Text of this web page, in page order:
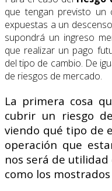
que tengan previsto un
expuestas a un
supondrá un ingreso
que realizar un pago
del tipo de cambio. De
de riesgos de mercado.
La primera cosa
cubrir un riesgo
viendo qué tipo de
operación que
nos será de utilidad
como los